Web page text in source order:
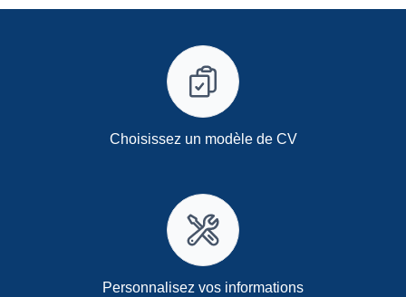
Choisissez un modèle de CV
Personnalisez vos informations